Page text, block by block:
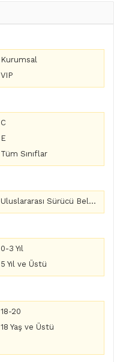
Kurumsal
VIP
C
E
Tüm Sınıflar
Uluslararası Sürücü Belgesi
0-3 Yıl
5 Yıl ve Üstü
18-20
18 Yaş ve Üstü